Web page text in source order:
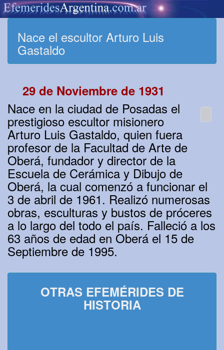
Nace el escultor Arturo Luis
Gastaldo
29 de Noviembre de 1931
Nace en la ciudad de Posadas el
prestigioso escultor misionero
Arturo Luis Gastaldo, quien fuera
profesor de la Facultad de Arte de
Oberá, fundador y director de la
Escuela de Cerámica y Dibujo de
Oberá, la cual comenzó a funcionar el
3 de abril de 1961. Realizó numerosas
obras, esculturas y bustos de próceres
a lo largo del todo el país. Falleció a los
63 años de edad en Oberá el 15 de
Septiembre de 1995.
OTRAS EFEMÉRIDES DE
HISTORIA